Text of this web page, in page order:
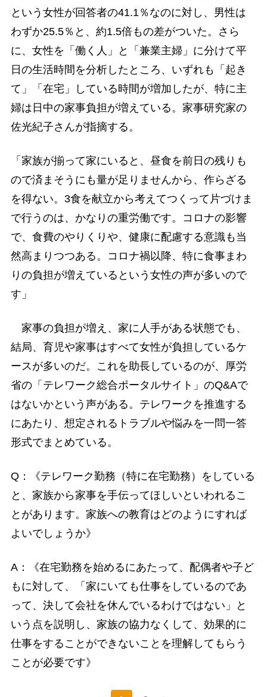
という女性が回答者の41.1％なのに対し、男性は
わずか25.5％と、約1.5倍もの差がついた。さら
に、女性を「働く人」と「兼業主婦」に分けて平
日の生活時間を分析したところ、いずれも「起き
て」「在宅」している時間が増加したが、特に主
婦は日中の家事負担が増えている。家事研究家の
佐光紀子さんが指摘する。
「家族が揃って家にいると、昼食を前日の残りも
ので済まそうにも量が足りませんから、作らざる
を得ない。3食を献立から考えてつくって片づけま
で行うのは、かなりの重労働です。コロナの影響
で、食費のやりくりや、健康に配慮する意識も当
然高まりつつある。コロナ禍以降、特に食事まわ
りの負担が増えているという女性の声が多いので
す」
家事の負担が増え、家に人手がある状態でも、
結局、育児や家事はすべて女性が負担しているケ
ースが多いのだ。これを助長しているのが、厚労
省の「テレワーク総合ポータルサイト」のQ&Aで
はないかという声がある。テレワークを推進する
にあたり、想定されるトラブルや悩みを一問一答
形式でまとめている。
Q：《テレワーク勤務（特に在宅勤務）をしている
と、家族から家事を手伝ってほしいといわれるこ
とがあります。家族への教育はどのようにすれば
よいでしょうか》
A：《在宅勤務を始めるにあたって、配偶者や子ど
もに対して、「家にいても仕事をしているのであ
って、決して会社を休んでいるわけではない」と
いう点を説明し、家族の協力なくして、効果的に
仕事をすることができないことを理解してもらう
ことが必要です》